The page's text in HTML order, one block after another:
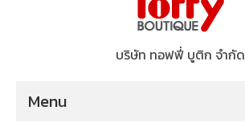
บริษัท ทอฟฟี่ บูติก จำกัด
Menu